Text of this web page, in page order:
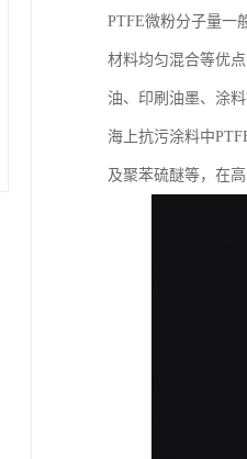
PTFE微粉分子量一
材料均匀混合等优
油、印刷油墨、涂料
海上抗污涂料中
及聚苯硫醚等，在